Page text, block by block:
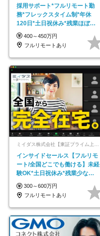
採用サポート*フルリモート勤
務*フレックスタイム制*年休
120日*土日祝休み*残業ほぼな
し*育児中社員8割以上
400～450万円
フルリモートあり
ミイダス株式会社【東証プライム上場パーソルグループ】
インサイドセールス【フルリモ
ート/全国どこでも働ける】未経
験OK*土日祝休み*残業少なめ*
在宅勤務手当あり
300～600万円
フルリモートあり